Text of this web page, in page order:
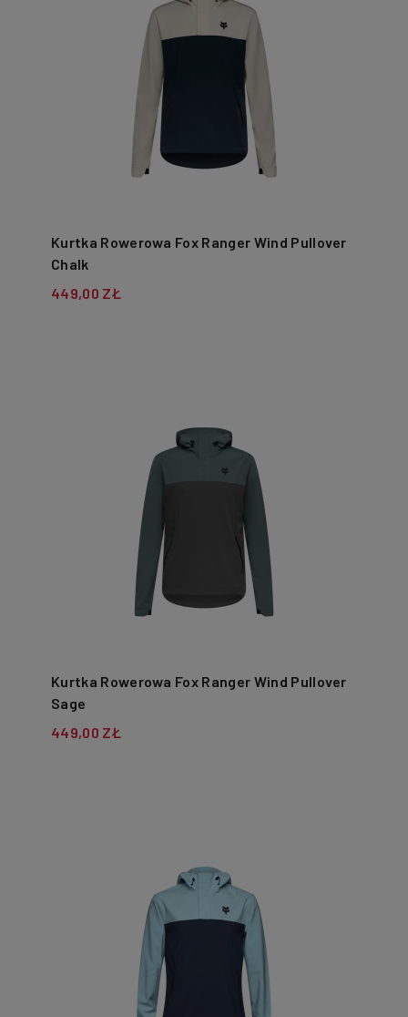
Kurtka Rowerowa Fox Ranger Wind Pullover
Chalk
449,00 ZŁ
Kurtka Rowerowa Fox Ranger Wind Pullover
Sage
449,00 ZŁ